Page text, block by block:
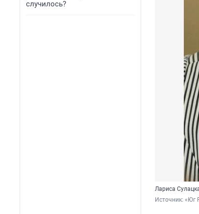
случилось?
Лариса
Источник: «Юг